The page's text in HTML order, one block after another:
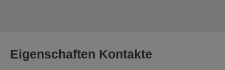
Eigenschaften Kontakte